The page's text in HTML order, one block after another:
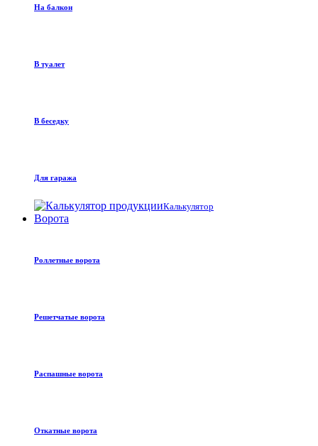
На балкон
В туалет
В беседку
Для гаража
Калькулятор
Ворота
Роллетные ворота
Решетчатые ворота
Распашные ворота
Откатные ворота